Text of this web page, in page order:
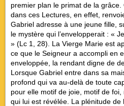
premier plan le primat de la
dans ces Lectures, en effet,
Gabriel adresse à une jeune fille,
le mystère qui l’envelopperait : «
» (Lc 1, 28). La Vierge Marie est
ce que le Seigneur a accompli en
enveloppée, la rendant digne de
Lorsque Gabriel entre dans sa
profond qui va au-delà de toute
pour elle motif de joie, motif de foi,
qui lui est révélée. La plénitude